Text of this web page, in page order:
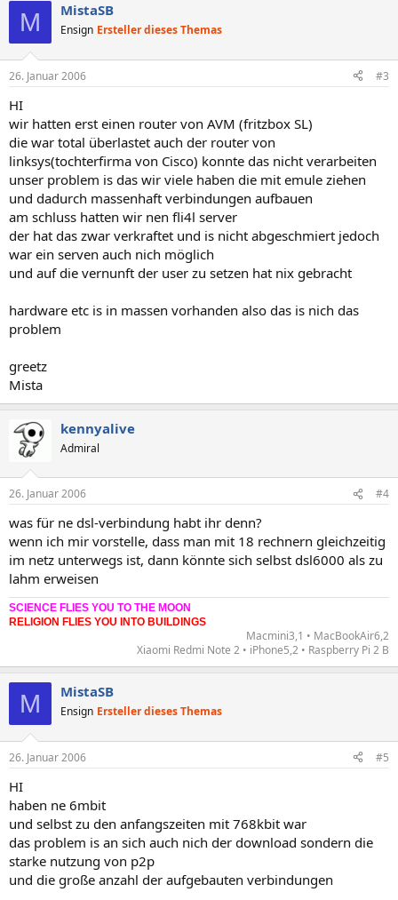
M MistaSB
Ensign Ersteller dieses Themas
26. Januar 2006 #3
HI
wir hatten erst einen router von AVM (fritzbox SL)
die war total überlastet auch der router von
linksys(tochterfirma von Cisco) konnte das nicht verarbeiten
unser problem is das wir viele haben die mit emule ziehen
und dadurch massenhaft verbindungen aufbauen
am schluss hatten wir nen fli4l server
der hat das zwar verkraftet und is nicht abgeschmiert jedoch
war ein serven auch nich möglich
und auf die vernunft der user zu setzen hat nix gebracht
hardware etc is in massen vorhanden also das is nich das
problem
greetz
Mista
kennyalive
Admiral
26. Januar 2006 #4
was für ne dsl-verbindung habt ihr denn?
wenn ich mir vorstelle, dass man mit 18 rechnern gleichzeitig
im netz unterwegs ist, dann könnte sich selbst dsl6000 als zu
lahm erweisen
SCIENCE FLIES YOU TO THE MOON
RELIGION FLIES YOU INTO BUILDINGS
Macmini3,1 • MacBookAir6,2
Xiaomi Redmi Note 2 • iPhone5,2 • Raspberry Pi 2 B​
M MistaSB
Ensign Ersteller dieses Themas
26. Januar 2006 #5
HI
haben ne 6mbit
und selbst zu den anfangszeiten mit 768kbit war
das problem is an sich auch nich der download sondern die
starke nutzung von p2p
und die große anzahl der aufgebauten verbindungen